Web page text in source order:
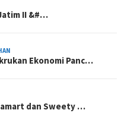
II &#…
Ekonomi Panc…
dan Sweety …